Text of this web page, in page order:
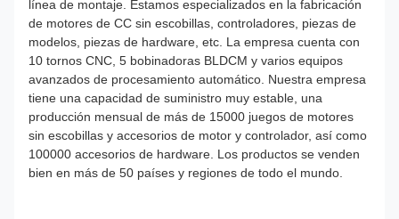
línea de montaje. Estamos especializados en la fabricación
de motores de CC sin escobillas, controladores, piezas de
modelos, piezas de hardware, etc. La empresa cuenta con
10 tornos CNC, 5 bobinadoras BLDCM y varios equipos
avanzados de procesamiento automático. Nuestra empresa
tiene una capacidad de suministro muy estable, una
producción mensual de más de 15000 juegos de motores
sin escobillas y accesorios de motor y controlador, así como
100000 accesorios de hardware. Los productos se venden
bien en más de 50 países y regiones de todo el mundo.